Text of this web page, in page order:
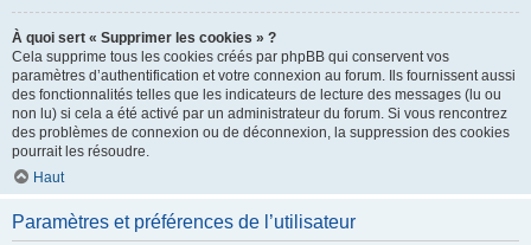
À quoi sert « Supprimer les cookies » ?
Cela supprime tous les cookies créés par phpBB qui conservent vos
paramètres d’authentification et votre connexion au forum. Ils fournissent aussi
des fonctionnalités telles que les indicateurs de lecture des messages (lu ou
non lu) si cela a été activé par un administrateur du forum. Si vous rencontrez
des problèmes de connexion ou de déconnexion, la suppression des cookies
pourrait les résoudre.
Haut
Paramètres et préférences de l’utilisateur